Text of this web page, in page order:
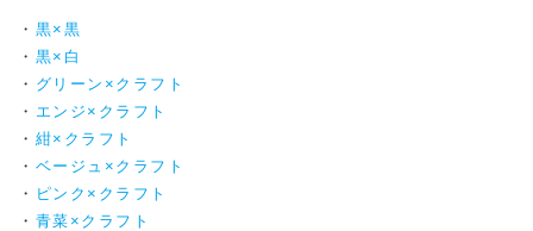
・ 黒×黒
・ 黒×白
・ グリーン×クラフト
・ エンジ×クラフト
・ 紺×クラフト
・ ベージュ×クラフト
・ ピンク×クラフト
・ 青菜×クラフト